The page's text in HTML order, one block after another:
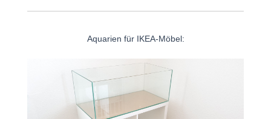
Aquarien für IKEA-Möbel: